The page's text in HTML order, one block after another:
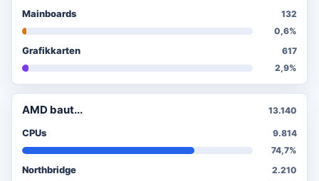
Mainboards
132
0,6%
Grafikkarten
617
2,9%
AMD baut... 13.140
CPUs
9.814
74,7%
Northbridge
2.210